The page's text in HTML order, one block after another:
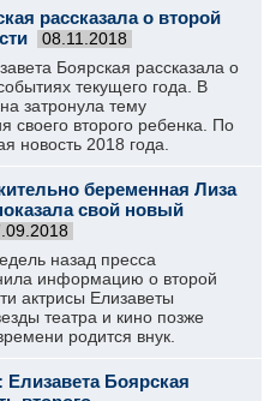
рассказала о второй
08.11.2018
Боярская рассказала о
текущего года. В
затронула тему
своего второго ребенка. По
новость 2018 года.
беременная Лиза
свой новый
назад пресса
информацию о второй
актрисы Елизаветы
театра и кино позже
родится внук.
Елизавета Боярская